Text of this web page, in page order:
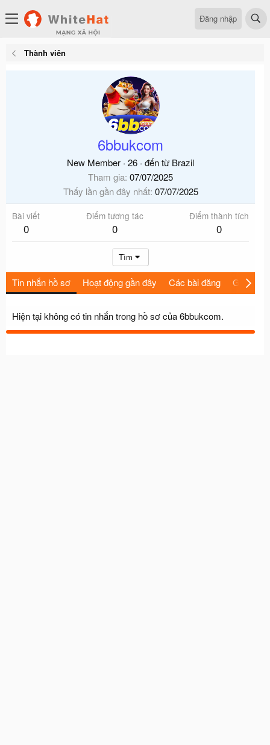
Đăng nhập
Thành viên
6bbukcom
New Member · 26 · đến từ Brazil
Tham gia 07/07/2025
Thấy lần gần đây nhất 07/07/2025
Bài viết
0
Điểm tương tác
0
Điểm thành tích
0
Tìm
Tin nhắn hồ sơ Hoạt động gần đây Các bài đăng Giới thiệu
Hiện tại không có tin nhắn trong hồ sơ của 6bbukcom.